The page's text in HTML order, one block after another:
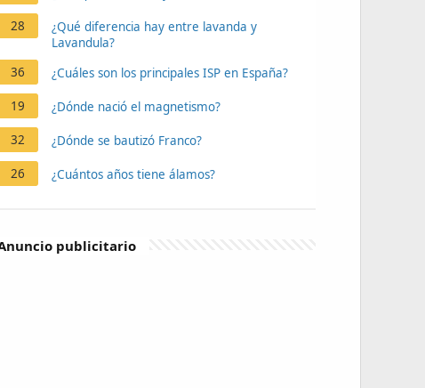
28
¿Qué diferencia hay entre lavanda y
Lavandula?
36
¿Cuáles son los principales ISP en España?
19 ¿Dónde nació el magnetismo?
32 ¿Dónde se bautizó Franco?
26 ¿Cuántos años tiene álamos?
publicitario